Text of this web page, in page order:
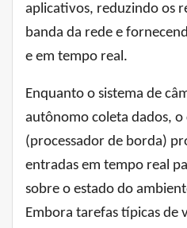
aplicativos, reduzindo os
banda da rede e
e em tempo real.
Enquanto o sistema de
autônomo coleta dados,
(processador de borda)
entradas em tempo real
sobre o estado do
Embora tarefas típicas de